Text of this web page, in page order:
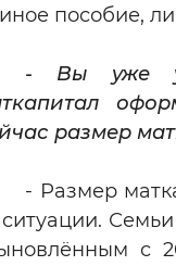
пособие,
- Вы уже
размер
- Размер
ситуации.
с